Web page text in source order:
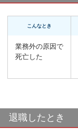
こんなとき
業務外の原因で
死亡した
退職したとき